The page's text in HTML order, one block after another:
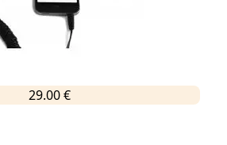
29.00 €